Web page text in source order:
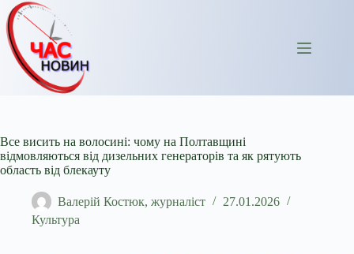
Перейти
до
вмісту
Все висить на волосині: чому на Полтавщині
відмовляються від дизельних генераторів та як рятують
область від блекауту
Валерій Костюк, журналіст
27.01.2026
Культура